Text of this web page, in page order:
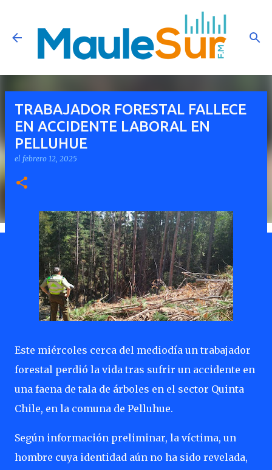
Ir al contenido principal
TRABAJADOR FORESTAL FALLECE
EN ACCIDENTE LABORAL EN
PELLUHUE
el febrero 12, 2025
Este miércoles cerca del mediodía un trabajador
forestal perdió la vida tras sufrir un accidente en
una faena de tala de árboles en el sector Quinta
Chile, en la comuna de Pelluhue.
Según información preliminar, la víctima, un
hombre cuya identidad aún no ha sido revelada,